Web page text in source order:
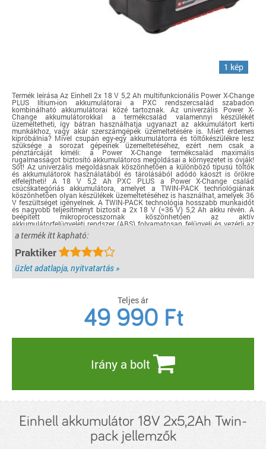
1 kép
Termék leírása Az Einhell 2x 18 V 5,2 Ah multifunkcionális Power X-Change
PLUS lítium-ion akkumulátorai a PXC rendszercsalád szabadon
kombinálható akkumulátorai közé tartoznak. Az univerzális Power X-
Change akkumulátorokkal a termékcsalád valamennyi készülékét
üzemeltetheti, így bátran használhatja ugyanazt az akkumulátort kerti
munkákhoz, vagy akár szerszámgépek üzemeltetésére is. Miért érdemes
kipróbálnia? Mivel csupán egy-egy akkumulátorra és töltőkészülékre lesz
szüksége a sorozat gépeinek üzemeltetéséhez, ezért nem csak a
pénztárcáját kíméli: a Power X-Change termékcsalád maximális
rugalmasságot biztosító akkumulátoros megoldásai a környezetet is óvják!
Sőt! Az univerzális megoldásnak köszönhetően a különböző típusú töltők
és akkumulátorok használatából és tárolásából adódó káoszt is örökre
elfelejtheti! A 18 V 5,2 Ah PXC PLUS a Power X-Change család
csúcskategóriás akkumulátora, amelyet a TWIN-PACK technológiának
köszönhetően olyan készülékek üzemeltetéséhez is használhat, amelyek 36
V feszültséget igényelnek. A TWIN-PACK technológia hosszabb munkaidőt
és nagyobb teljesítményt biztosít a 2x 18 V (=36 V) 5,2 Ah akku révén. A
beépített mikroprocesszornak köszönhetően az aktív
akkumulátorfelügyeleti rendszer (ABS) folyamatosan felügyeli és vezérli az
akkumulátor valamennyi paraméterét, maximális biztonságot, optimális
teljesítményt, maximális üzemidőt és élettartamot biztosítva ezzel. Az
aktuális töltöttségi szintet egy 3 fokozatú LED-kijelzőről olvashatja le. Az
akku pornak, rozsdának és fizikai behatásoknak ellenálló kivitelben készült.
A gumírozott burkolat nagyfokú ütésvédelemet és biztos fogást kölcsönöz,
a süllyesztett fogantyúk segítségével pedig egyszerűen kiveheti az
akkumulátort a készülékekből.
a termék itt kapható:
Praktiker
üzlet adatlapja, nyitvatartás »
Teljes ár
49 990 Ft
Irány a bolt
Einhell akkumulátor 18V 2x5,2Ah Twin-
pack jellemzők